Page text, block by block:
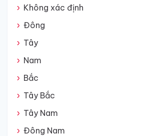
Không xác định
Đông
Tây
Nam
Bắc
Tây Bắc
Tây Nam
Đông Nam